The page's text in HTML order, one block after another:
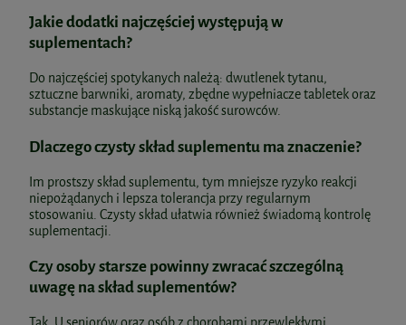
Witamina B complex 90kaps.
AuraHerbals
29,90 zł
do koszyka
Najniższa cena:51,99 zł
Omegamedica ORIGINAL Omega 3-6-9
60,12 zł
Cena regularna:67,00 zł
Najniższa cena:67,00 zł
Jakie dodatki najczęściej występują w
suplementach?
Do najczęściej spotykanych należą: dwutlenek tytanu,
sztuczne barwniki, aromaty, zbędne wypełniacze tabletek oraz
substancje maskujące niską jakość surowców.
Dlaczego czysty skład suplementu ma znaczenie?
Im prostszy skład suplementu, tym mniejsze ryzyko reakcji
niepożądanych i lepsza tolerancja przy regularnym
stosowaniu. Czysty skład ułatwia również świadomą kontrolę
suplementacji.
Czy osoby starsze powinny zwracać szczególną
uwagę na skład suplementów?